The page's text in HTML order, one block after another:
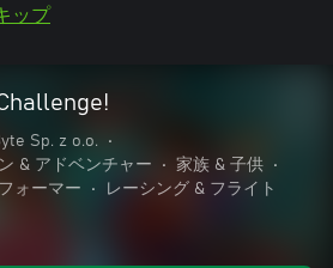
ップ
Sp. z o.o.
•
& アドベンチャー
• 家族 & 子供
•
ォーマー
• レーシング & フライト